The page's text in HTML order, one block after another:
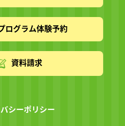
ログラム体験予約
資料請求
シーポリシー